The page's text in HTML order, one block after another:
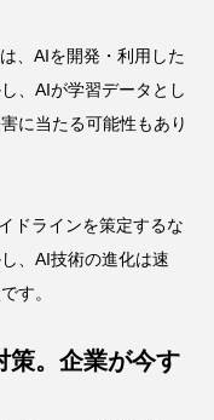
、AIを開発・利用した
、AIが学習データとし
に当たる可能性もあり
ドラインを策定するな
、AI技術の進化は速
す。
策。企業が今す